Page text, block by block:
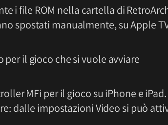
i file ROM nella cartella di
spostati manualmente, su Apple
per il gioco che si vuole avviare
MFi per il gioco su iPhone e
dalle impostazioni Video si può